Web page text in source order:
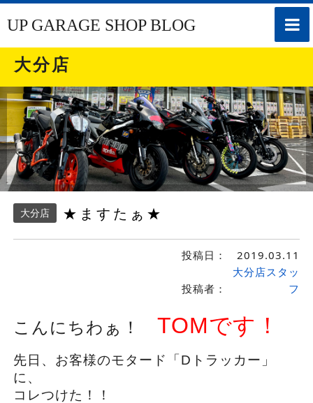
toggle
UP GARAGE SHOP BLOG
大分店
大分店 ★ますたぁ★
投稿日： 2019.03.11
投稿者：
大分店スタッ
フ
こんにちわぁ！ TOMです！
先日、お客様のモタード「Dトラッカー」
に、
コレつけた！！